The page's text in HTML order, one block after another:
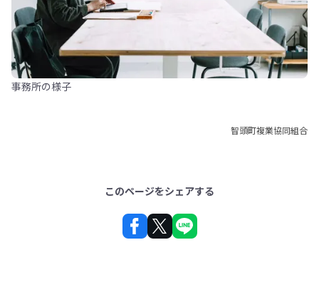
事務所の様子
智頭町複業協同組合
このページをシェアする